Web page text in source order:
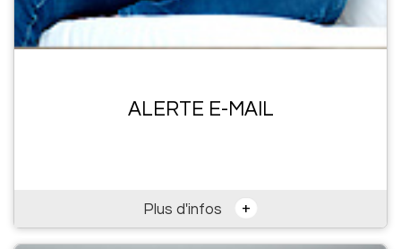
ALERTE E-MAIL
Plus d'infos +